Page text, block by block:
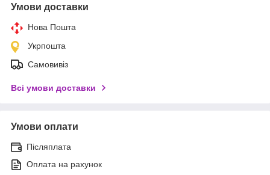
Умови доставки
Нова Пошта
Укрпошта
Самовивіз
Всі умови доставки
Умови оплати
Післяплата
Оплата на рахунок